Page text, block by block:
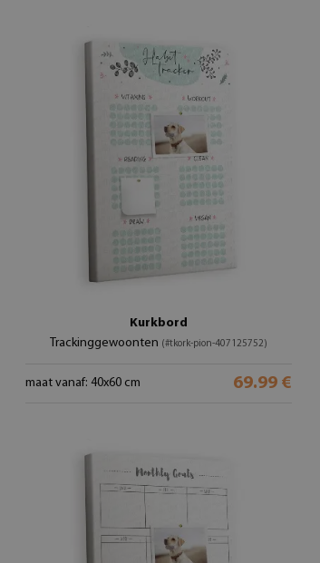
Kurkbord
Trackinggewoonten (#tkork-pion-407125752)
maat vanaf: 40x60 cm 69.99 €